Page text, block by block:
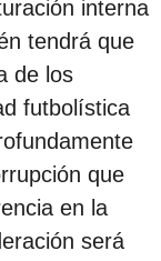
interna
tendrá que
de los
futbolística
que
en la
será